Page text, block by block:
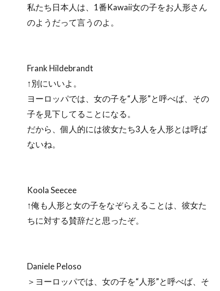
私たち日本人は、1番Kawaii女の子をお人形さん
のようだって言うのよ。
Frank Hildebrandt
↑別にいいよ。
ヨーロッパでは、女の子を“人形”と呼べば、その
子を見下してることになる。
だから、個人的には彼女たち3人を人形とは呼ば
ないね。
Koola Seecee
↑俺も人形と女の子をなぞらえることは、彼女た
ちに対する賛辞だと思ったぞ。
Daniele Peloso
＞ヨーロッパでは、女の子を“人形”と呼べば、そ